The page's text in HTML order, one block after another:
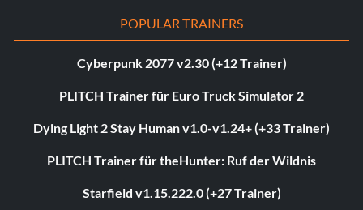
POPULAR TRAINERS
Cyberpunk 2077 v2.30 (+12 Trainer)
PLITCH Trainer für Euro Truck Simulator 2
Dying Light 2 Stay Human v1.0-v1.24+ (+33 Trainer)
PLITCH Trainer für theHunter: Ruf der Wildnis
Starfield v1.15.222.0 (+27 Trainer)